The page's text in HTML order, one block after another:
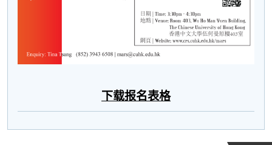
下载报名表格